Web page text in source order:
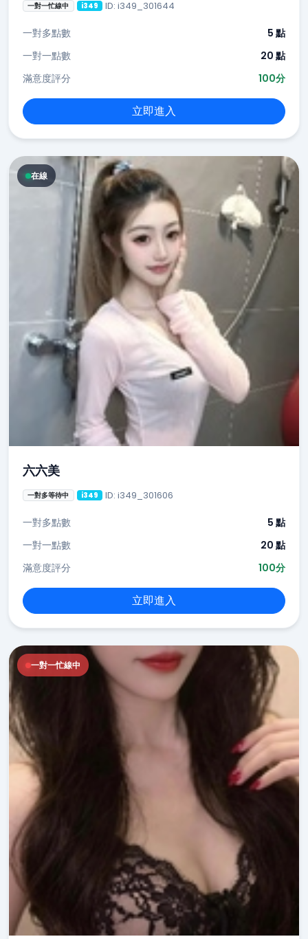
一對一忙線中 i349 ID: i349_301644
一對多點數
5 點
一對一點數
20 點
滿意度評分
100分
立即進入
在線
六六美
一對多等待中 i349 ID: i349_301606
一對多點數
5 點
一對一點數
20 點
滿意度評分
100分
立即進入
一對一忙線中